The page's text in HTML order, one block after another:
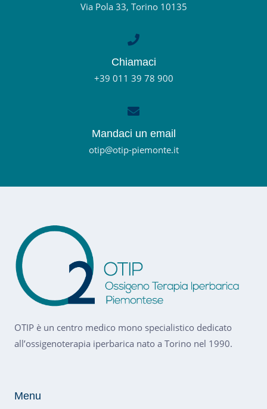
Via Pola 33, Torino 10135
Chiamaci
+39 011 39 78 900
Mandaci un email
otip@otip-piemonte.it
OTIP è un centro medico mono specialistico dedicato
all’ossigenoterapia iperbarica nato a Torino nel 1990.
Menu